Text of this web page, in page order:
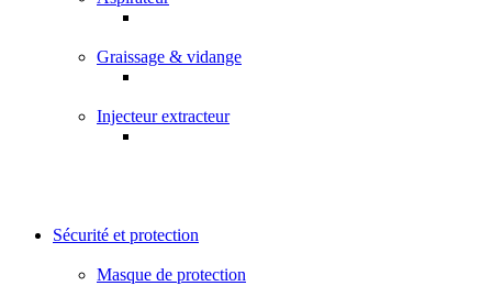
Graissage & vidange
Injecteur extracteur
Sécurité et protection
Masque de protection